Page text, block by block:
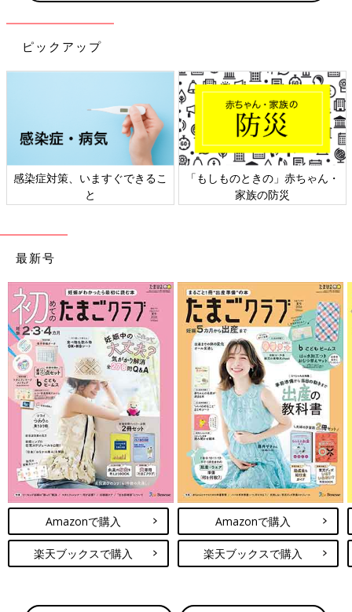
ピックアップ
感染症対策、いますぐできるこ
と
「もしものときの」赤ちゃん・
家族の防災
最新号
Amazonで購入
楽天ブックスで購入
Amazonで購入
楽天ブックスで購入